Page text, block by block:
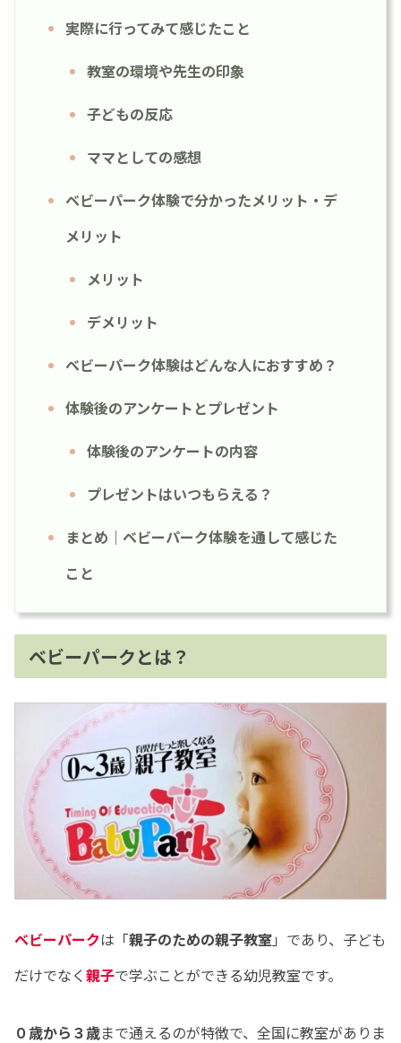
実際に行ってみて感じたこと
教室の環境や先生の印象
子どもの反応
ママとしての感想
ベビーパーク体験で分かったメリット・デ
メリット
メリット
デメリット
ベビーパーク体験はどんな人におすすめ？
体験後のアンケートとプレゼント
体験後のアンケートの内容
プレゼントはいつもらえる？
まとめ｜ベビーパーク体験を通して感じた
こと
ベビーパークとは？
ベビーパークは「親子のための親子教室」であり、子ども
だけでなく親子で学ぶことができる幼児教室です。
０歳から３歳まで通えるのが特徴で、全国に教室がありま